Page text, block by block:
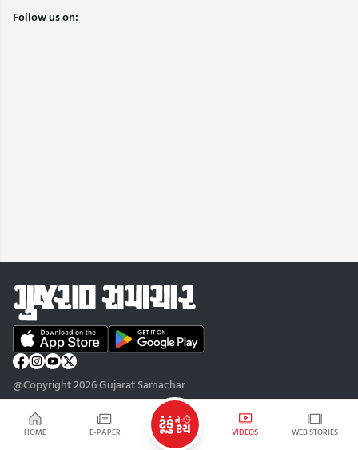
HOME E-PAPER VIDEOS WEB STORIES
Follow us on:
@Copyright 2026 Gujarat Samachar